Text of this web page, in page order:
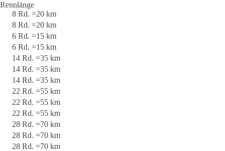
Rennlänge
8 Rd. =20 km
8 Rd. =20 km
6 Rd. =15 km
6 Rd. =15 km
14 Rd. =35 km
14 Rd. =35 km
14 Rd. =35 km
22 Rd. =55 km
22 Rd. =55 km
22 Rd. =55 km
28 Rd. =70 km
28 Rd. =70 km
28 Rd. =70 km